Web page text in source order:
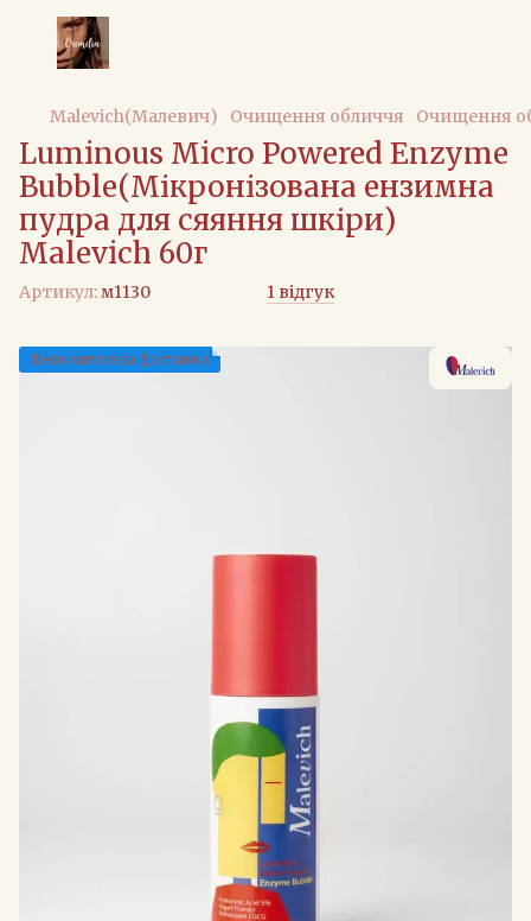
Malevich(Малевич) Очищення обличчя Очищення
Luminous Micro Powered Enzyme
Bubble(Мікронізована ензимна
пудра для сяяння шкіри)
Malevich 60г
Артикул:м1130 1 відгук
Безкоштовна Доставка